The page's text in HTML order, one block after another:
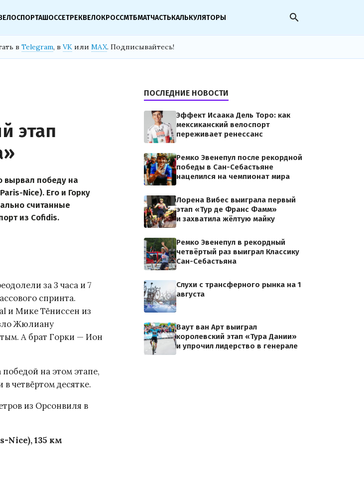
ШОССЕТРЕКВЕЛОКРОССМТБМАТЧАСТЬКАЛЬКУЛЯТОРЫ search
в Telegram, в VK или MAX. Подписывайтесь!
этап
вырвал победу на
Nice). Его и Горку
считанные
из Cofidis.
Арно Демар
за 3 часа и 7
спринта.
и Мике Тёниссен из
Жюлиану
А брат Горки — Ион
на этом этапе,
четвёртом десятке.
из Орсонвиля в
Nice), 135 км
ПОСЛЕДНИЕ НОВОСТИ
Эффект Исаака Дель Торо: как
мексиканский велоспорт
переживает ренессанс
Ремко Эвенепул после рекордной
победы в Сан-Себастьяне
нацелился на чемпионат мира
Лорена Вибес выиграла первый
этап «Тур де Франс Фамм»
и захватила жёлтую майку
Ремко Эвенепул в рекордный
четвёртый раз выиграл Классику
Сан-Себастьяна
Слухи с трансферного рынка на 1
августа
Ваут ван Арт выиграл
королевский этап «Тура Дании»
и упрочил лидерство в генерале